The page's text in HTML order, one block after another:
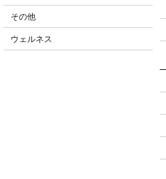
その他
ウェルネス